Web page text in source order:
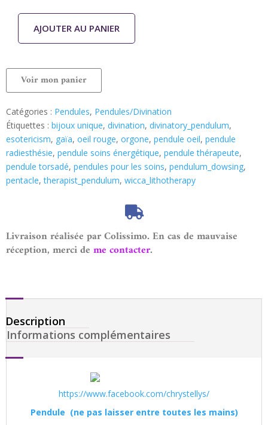
AJOUTER AU PANIER
Voir mon panier
Catégories : Pendules, Pendules/Divination
Étiquettes : bijoux unique, divination, divinatory_pendulum,
esotericism, gaïa, oeil rouge, orgone, pendule oeil, pendule
radiesthésie, pendule soins énergétique, pendule thérapeute,
pendule torsadé, pendules pour les soins, pendulum_dowsing,
pentacle,therapist_pendulum, wicca_lithotherapy
Livraison réalisée par Colissimo. En cas de mauvaise
réception, merci de me contacter.
Description
Informations complémentaires
https://www.facebook.com/chrystellys/
Pendule (ne pas laisser entre toutes les mains)